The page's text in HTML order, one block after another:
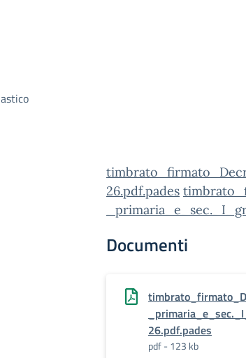
26.pdf.pades
Documenti
26.pdf.pades
pdf - 123 kb